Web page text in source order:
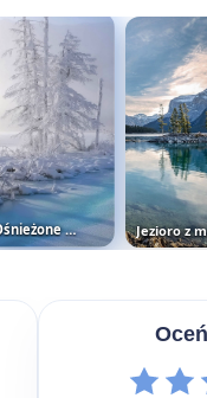
Ośnieżone drzewa we mgle